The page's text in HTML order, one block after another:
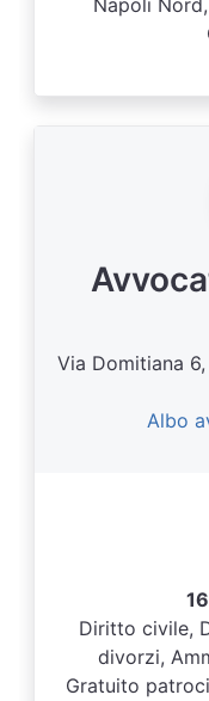
Via Domitiana
Albo
Diritto civile,
divorzi,
Gratuito